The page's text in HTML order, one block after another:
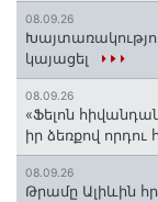
08.09.26
կայացել
08.09.26
«Ֆելոն
իր ձեռքով
08.09.26
Թրամը Ալիևին